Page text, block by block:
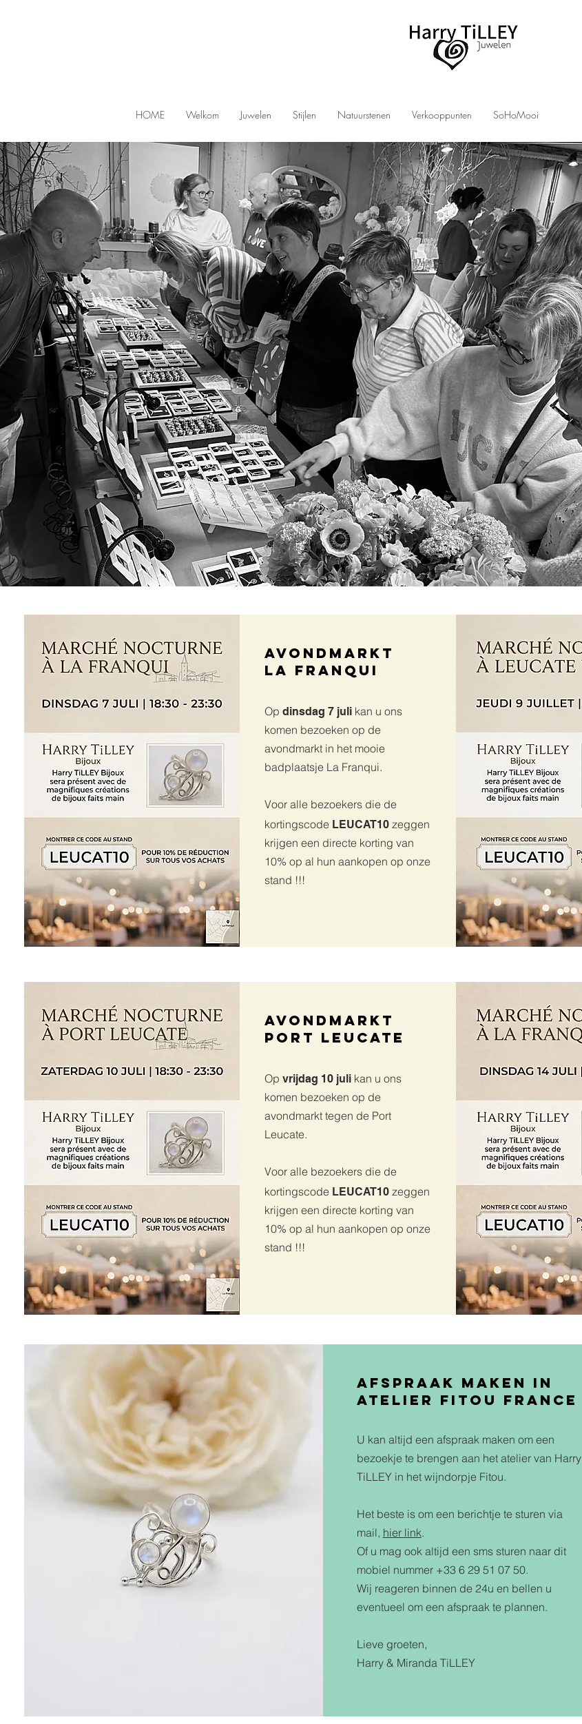
HOME Welkom Juwelen Stijlen Natuurstenen Verkooppunten SoHoMooi
Avondmarkt
La Franqui
Opdinsdag 7 juli kan u ons
komen bezoeken op de
avondmarkt in het mooie
badplaatsje La Franqui.
Voor alle bezoekers die de
kortingscode LEUCAT10 zeggen
krijgen een directe korting van
10% op al hun aankopen op onze
stand !!!
Avondmarkt
Port Leucate
Opvrijdag 10 juli kan u ons
komen bezoeken op de
avondmarkt tegen de Port
Leucate.
Voor alle bezoekers die de
kortingscode LEUCAT10 zeggen
krijgen een directe korting van
10% op al hun aankopen op onze
stand !!!
Afspraak maken in
atelier fitou france
U kan altijd een afspraak maken om een
bezoekje te brengen aan het atelier van Harry
TiLLEY in het wijndorpje Fitou.
Het beste is om een berichtje te sturen via
mail, hier link.
Of u mag ook altijd een sms sturen naar dit
mobiel nummer +33 6 29 51 07 50.
Wij reageren binnen de 24u en bellen u
eventueel om een afspraak te plannen.
Lieve groeten,
Harry & Miranda TiLLEY